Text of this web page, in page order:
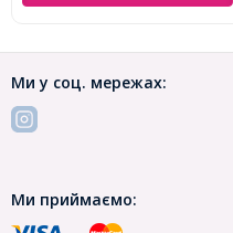
Ми у соц. мережах:
Ми приймаємо: